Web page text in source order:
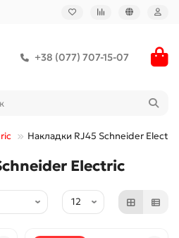
+38 (077) 707-15-07
Накладки RJ45 Schneider Electric
Electric